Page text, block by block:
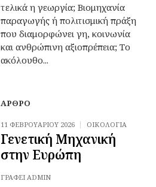
τελικά η γεωργία; Βιομηχανία
παραγωγής ή πολιτισμική πράξη
που διαμορφώνει γη, κοινωνία
και ανθρώπινη αξιοπρέπεια; Το
ακόλουθο...
ΆΡΘΡΟ
11 ΦΕΒΡΟΥΑΡΊΟΥ 2026 ΟΙΚΟΛΟΓΊΑ
Γενετική Μηχανική
στην Ευρώπη
ΓΡΆΦΕΙ ADMIN